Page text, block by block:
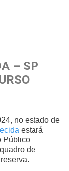
– SP
no estado de
estará
Público
de